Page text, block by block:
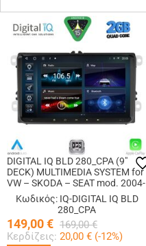
DIGITAL IQ BLD 280_CPA (9"
DECK) MULTIMEDIA SYSTEM for
VW – SKODA – SEAT mod. 2004-
2014Κωδικός: IQ-DIGITAL IQ BLD
280_CPA
149,00€ 169,00 €
Κερδίζεις: 20,00 € (-12%)